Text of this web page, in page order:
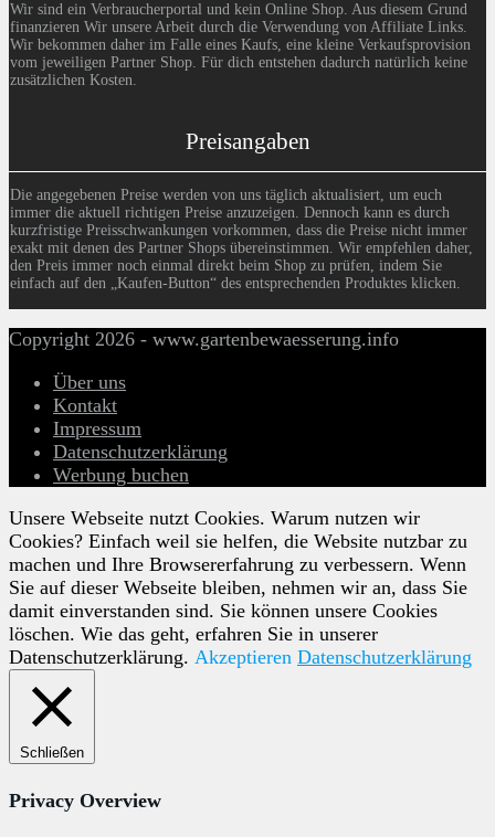
Wir sind ein Verbraucherportal und kein Online Shop. Aus diesem Grund
finanzieren Wir unsere Arbeit durch die Verwendung von Affiliate Links.
Wir bekommen daher im Falle eines Kaufs, eine kleine Verkaufsprovision
vom jeweiligen Partner Shop. Für dich entstehen dadurch natürlich keine
zusätzlichen Kosten.
Preisangaben
Die angegebenen Preise werden von uns täglich aktualisiert, um euch
immer die aktuell richtigen Preise anzuzeigen. Dennoch kann es durch
kurzfristige Preisschwankungen vorkommen, dass die Preise nicht immer
exakt mit denen des Partner Shops übereinstimmen. Wir empfehlen daher,
den Preis immer noch einmal direkt beim Shop zu prüfen, indem Sie
einfach auf den „Kaufen-Button“ des entsprechenden Produktes klicken.
Copyright 2026 - www.gartenbewaesserung.info
Über uns
Kontakt
Impressum
Datenschutzerklärung
Werbung buchen
Unsere Webseite nutzt Cookies. Warum nutzen wir
Cookies? Einfach weil sie helfen, die Website nutzbar zu
machen und Ihre Browsererfahrung zu verbessern. Wenn
Sie auf dieser Webseite bleiben, nehmen wir an, dass Sie
damit einverstanden sind. Sie können unsere Cookies
löschen. Wie das geht, erfahren Sie in unserer
Datenschutzerklärung. Akzeptieren Datenschutzerklärung
Schließen
Privacy Overview